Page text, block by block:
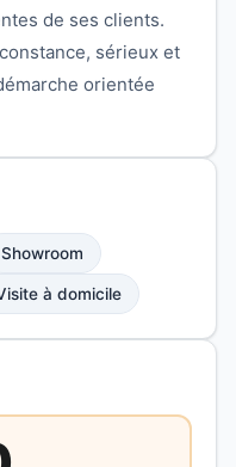
de ses clients.
sérieux et
orientée
Showroom
à domicile